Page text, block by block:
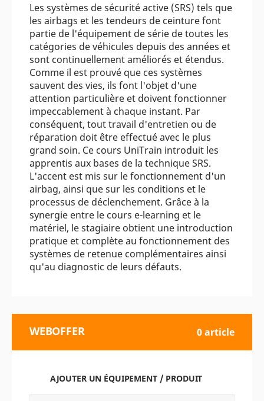
Les systèmes de sécurité active (SRS) tels que
les airbags et les tendeurs de ceinture font
partie de l'équipement de série de toutes les
catégories de véhicules depuis des années et
sont continuellement améliorés et étendus.
Comme il est prouvé que ces systèmes
sauvent des vies, ils font l'objet d'une
attention particulière et doivent fonctionner
impeccablement à chaque instant. Par
conséquent, tout travail d'entretien ou de
réparation doit être effectué avec le plus
grand soin. Ce cours UniTrain introduit les
apprentis aux bases de la technique SRS.
L'accent est mis sur le fonctionnement d'un
airbag, ainsi que sur les conditions et le
processus de déclenchement. Grâce à la
synergie entre le cours e-learning et le
matériel, le stagiaire obtient une introduction
pratique et complète au fonctionnement des
systèmes de retenue complémentaires ainsi
qu'au diagnostic de leurs défauts.
WEBOFFER 0 article
AJOUTER UN ÉQUIPEMENT / PRODUIT